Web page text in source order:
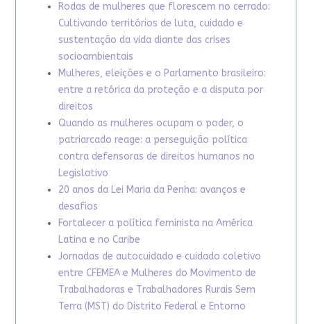
Rodas de mulheres que florescem no cerrado:
Cultivando territórios de luta, cuidado e
sustentação da vida diante das crises
socioambientais
Mulheres, eleições e o Parlamento brasileiro:
entre a retórica da proteção e a disputa por
direitos
Quando as mulheres ocupam o poder, o
patriarcado reage: a perseguição política
contra defensoras de direitos humanos no
Legislativo
20 anos da Lei Maria da Penha: avanços e
desafios
Fortalecer a política feminista na América
Latina e no Caribe
Jornadas de autocuidado e cuidado coletivo
entre CFEMEA e Mulheres do Movimento de
Trabalhadoras e Trabalhadores Rurais Sem
Terra (MST) do Distrito Federal e Entorno